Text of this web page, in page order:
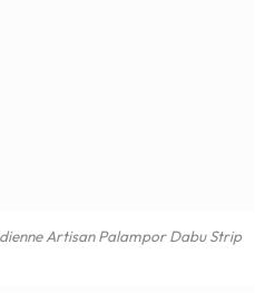
Artisan Palampor Dabu Strip